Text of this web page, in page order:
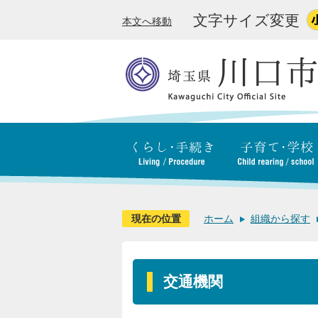
本文へ移動 文字サイズ変更
現在の位置 ホーム 組織から探す
交通機関